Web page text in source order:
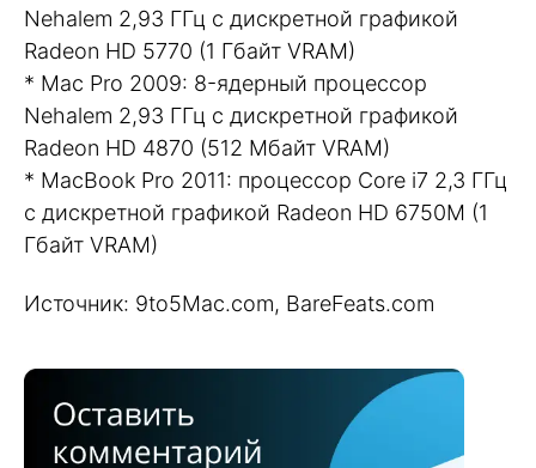
Nehalem 2,93 ГГц с дискретной графикой
Radeon HD 5770 (1 Гбайт VRAM)
* Mac Pro 2009: 8-ядерный процессор
Nehalem 2,93 ГГц с дискретной графикой
Radeon HD 4870 (512 Мбайт VRAM)
* MacBook Pro 2011: процессор Core i7 2,3 ГГц
с дискретной графикой Radeon HD 6750M (1
Гбайт VRAM)
Источник: 9to5Mac.com, BareFeats.com